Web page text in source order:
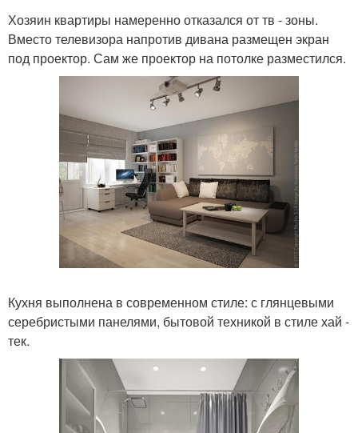
Хозяин квартиры намеренно отказался от тв - зоны.
Вместо телевизора напротив дивана размещен экран
под проектор. Сам же проектор на потолке разместился.
Кухня выполнена в современном стиле: с глянцевыми
серебристыми панелями, бытовой техникой в стиле хай -
тек.